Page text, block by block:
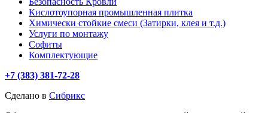
Кислотоупорная промышленная плитка
Химически стойкие смеси (Затирки, клея и т.д.)
Услуги по монтажу
Софиты
Комплектующие
+7 (383) 381-72-28
Сделано в Сибрикс